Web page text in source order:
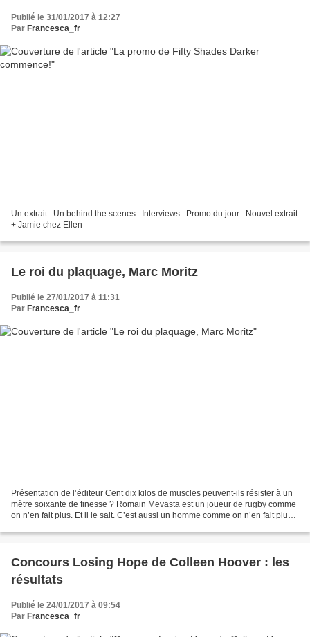
Publié le 31/01/2017 à 12:27
Par Francesca_fr
Un extrait : Un behind the scenes : Interviews : Promo du jour : Nouvel extrait
+ Jamie chez Ellen
Le roi du plaquage, Marc Moritz
Publié le 27/01/2017 à 11:31
Par Francesca_fr
Présentation de l’éditeur Cent dix kilos de muscles peuvent-ils résister à un
mètre soixante de finesse ? Romain Mevasta est un joueur de rugby comme
on n’en fait plus. Et il le sait. C’est aussi un homme comme on n’en fait plus,
Concours Losing Hope de Colleen Hoover : les
résultats
Publié le 24/01/2017 à 09:54
Par Francesca_fr